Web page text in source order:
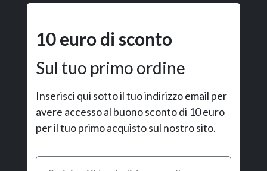
10 euro di sconto
Sul tuo primo ordine
Inserisci qui sotto il tuo indirizzo email per
avere accesso al buono sconto di 10 euro
per il tuo primo acquisto sul nostro sito.